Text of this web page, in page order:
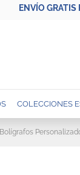
ENVÍO
COLECCIONES
Bolígrafos